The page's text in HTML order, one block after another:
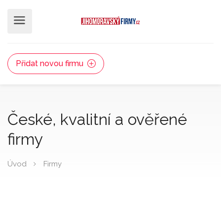
Přidat novou firmu
České, kvalitní a ověřené
firmy
Úvod Firmy